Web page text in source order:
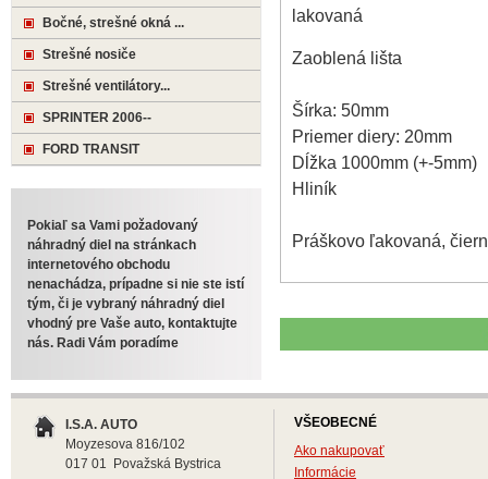
lakovaná
Zaoblená lišta
Šírka: 50mm
Priemer diery: 20mm
Dĺžka 1000mm (+-5mm)
Hliník
Práškovo ľakovaná,
Bočné, strešné okná ...
Strešné nosiče
Strešné ventilátory...
SPRINTER 2006--
FORD TRANSIT
Pokiaľ sa Vami požadovaný
náhradný diel na stránkach
internetového obchodu
nenachádza, prípadne si nie ste istí
tým, či je vybraný náhradný diel
vhodný pre Vaše auto, kontaktujte
nás. Radi Vám poradíme
I.S.A. AUTO
Moyzesova 816/102
017 01 Považská Bystrica
VŠEOBECNÉ
Ako nakupovať
Informácie